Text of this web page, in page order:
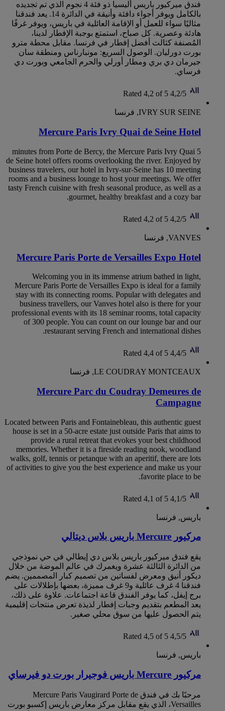
فندق ميركيور باريس أليسيا ذو فئة 4 نجوم الذي تم تجديده
بالكامل ويوفر أجواء دافئة وأنيقة في الدائرة 14. يعد فندقنا
مثاليًا سواء للعمل أو الإقامة العائلية في باريس، ويوفر غرفًا
هادئة وعصرية. كل صباح، استمتع بوجبة الإفطار لدينا،
المُصنفة كثالث أفضل إفطار في فرنسا. مقابل محطة مترو
بورت دورليان. الوصول السريع: مونبارناس ومنطقة سان
جيرمان دي بري ومطار أورلي والحرم الجامعي وبورت دي
فرساي.
4,2/5
Rated 4,2 of 5
IVRY SUR SEINE, فرنسا
Mercure Paris Ivry Quai de Seine Hotel
5 minutes from Porte de Bercy, the Mercure Paris Ivry Quai
de Seine hotel offers rooms overlooking the river. Enjoyed by
business travelers, our hotel in Ivry-sur-Seine has 10 meeting
rooms and a business lounge to host your meetings. We offer
tasty French cuisine with fresh seasonal produce, as well as a
gourmet, healthy breakfast and a cozy bar.
4,2/5
Rated 4,2 of 5
VANVES, فرنسا
Mercure Paris Porte de Versailles Expo Hotel
Welcoming you in its immense atrium bathed in light,
Mercure Paris Porte de Versailles Expo is ideal for a family
stay with its connecting rooms. Popular with delegates and
business travellers, our Vanves hotel also is there for your
professional events with its 18 seminar rooms, total capacity
of 300 people. You can count on our lounge bar and our
restaurant serving French and international dishes.
4,4/5
Rated 4,4 of 5
LE COUDRAY MONTCEAUX, فرنسا
Mercure Parc du Coudray Demeures de
Campagne
Located between Paris and Fontainebleau, this authentic guest
house is set in a 50-acre estate just outside Paris that aims to
provide a rural retreat that evokes your best childhood
memories. Whether it is a fireside reading nook, woodland
walks, golf, tennis or petanque with an aperitif, there are lots
of activities to give you the best experience and make us your
favorite place to be.
4,1/5
Rated 4,1 of 5
باريس, فرنسا
مركيور Mercure باريس بلاس ديتالي
يقع فندق ميركيور باريس بلاس دي إيطالي في حي نموذجي
من الدائرة الثالثة عشرة ويغمرك في عالم الموضة من خلال
ديكور أنيق ومعرض لفساتين من تصميم كبار المصممين. يضم
فندقنا 4 غرف عائلية و9 غرف مميزة، بعضها بإطلالات على
برج إيفل، كما يوفر الفندق قاعة اجتماعات. علاوة على ذلك،
يعد المطعم بتقديم وجبات إفطار لذيذة تعرض منتجات إقليمية
يتم الحصول عليها من سوق محلي صغير.
4,5/5
Rated 4,5 of 5
باريس, فرنسا
مركيور Mercure باريس فوجيرار بورت دو فيرساي
مرحبًا بك في فندق Mercure Paris Vaugirard Porte de
Versailles، الذي يقع مقابل مركز معارض باريس إكسبو بورت